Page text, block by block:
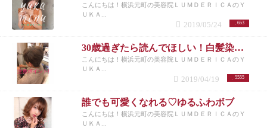
こんにちは！横浜元町の美容院ＬＵＭＤＥＲＩＣＡのＹ
ＵＫＡ...
653
2019/05/24
30歳過ぎたら読んでほしい！白髪染めする前の注意ポイント！
こんにちは！横浜元町の美容院ＬＵＭＤＥＲＩＣＡのＹ
ＵＫＡ...
5555
2019/04/19
誰でも可愛くなれる♡ゆるふわボブ
こんにちは！横浜元町の美容院ＬＵＭＤＥＲＩＣＡのＹ
ＵＫＡ...